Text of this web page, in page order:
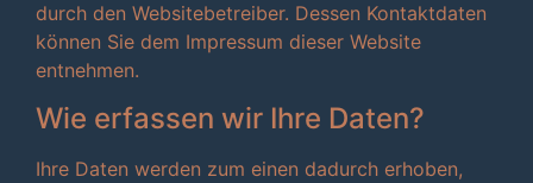
durch den Websitebetreiber. Dessen Kontaktdaten
können Sie dem Impressum dieser Website
entnehmen.
Wie erfassen wir Ihre Daten?
Ihre Daten werden zum einen dadurch erhoben,